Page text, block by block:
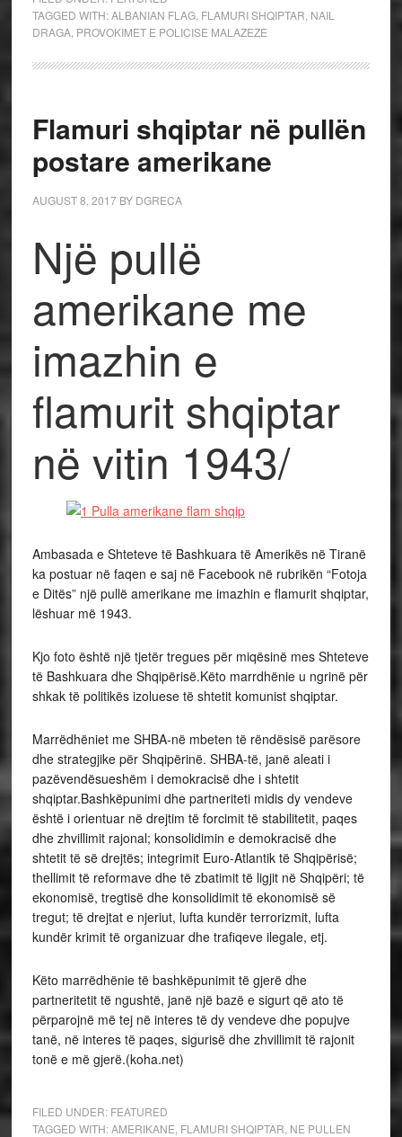
TAGGED WITH:ALBANIAN FLAG, FLAMURI SHQIPTAR NAIL
DRAGA, PROVOKIMET E POLICISE MALAZEZE
Flamuri shqiptar në pullën
postare amerikane
AUGUST 8, 2017BY DGRECA
Një pullë
amerikane me
imazhin e
flamurit shqiptar
në vitin 1943/
Ambasada e Shteteve të Bashkuara të Amerikës në Tiranë
ka postuar në faqen e saj në Facebook në rubrikën “Fotoja
e Ditës” një pullë amerikane me imazhin e flamurit shqiptar,
lëshuar më 1943.
Kjo foto është një tjetër tregues për miqësinë mes Shteteve
të Bashkuara dhe Shqipërisë.Këto marrdhënie u ngrinë për
shkak të politikës izoluese të shtetit komunist shqiptar.
Marrëdhëniet me SHBA-në mbeten të rëndësisë parësore
dhe strategjike për Shqipërinë. SHBA-të, janë aleati i
pazëvendësueshëm i demokracisë dhe i shtetit
shqiptar.Bashkëpunimi dhe partneriteti midis dy vendeve
është i orientuar në drejtim të forcimit të stabilitetit, paqes
dhe zhvillimit rajonal; konsolidimin e demokracisë dhe
shtetit të së drejtës; integrimit Euro-Atlantik të Shqipërisë;
thellimit të reformave dhe të zbatimit të ligjit në Shqipëri; të
ekonomisë, tregtisë dhe konsolidimit të ekonomisë së
tregut; të drejtat e njeriut, lufta kundër terrorizmit, lufta
kundër krimit të organizuar dhe trafiqeve ilegale, etj.
Këto marrëdhënie të bashkëpunimit të gjerë dhe
partneritetit të ngushtë, janë një bazë e sigurt që ato të
përparojnë më tej në interes të dy vendeve dhe popujve
tanë, në interes të paqes, sigurisë dhe zhvillimit të rajonit
tonë e më gjerë.(koha.net)
FILED UNDER: FEATURED
TAGGED WITH:AMERIKANE FLAMURI SHQIPTAR NE PULLEN